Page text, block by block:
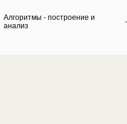
Алгоритмы - построение и
анализ
-